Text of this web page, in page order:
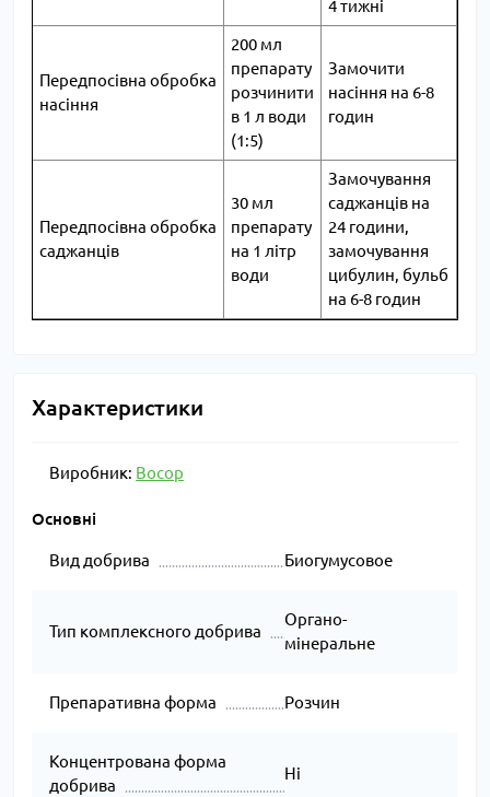
4 тижні
Передпосівна обробка
насіння
200 мл
препарату
розчинити
в 1 л води
(1:5)
Замочити
насіння на 6-8
годин
Передпосівна обробка
саджанців
30 мл
препарату
на 1 літр
води
Замочування
саджанців на
24 години,
замочування
цибулин, бульб
на 6-8 годин
Характеристики
Виробник: Восор
Основні
Вид добрива Биогумусовое
Тип комплексного добрива
Органо-
мінеральне
Препаративна форма Розчин
Концентрована форма
добрива
Ні